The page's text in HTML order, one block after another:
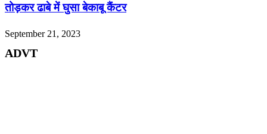
तोड़कर ढाबे में घुसा बेकाबू कैंटर
September 21, 2023
ADVT